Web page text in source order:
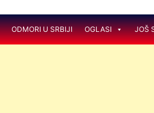
ODMORI U SRBIJI OGLASI JOŠ